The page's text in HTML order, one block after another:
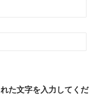
れた文字を入力してくだ